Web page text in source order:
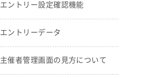
エントリー設定確認機能
エントリーデータ
主催者管理画面の見方について